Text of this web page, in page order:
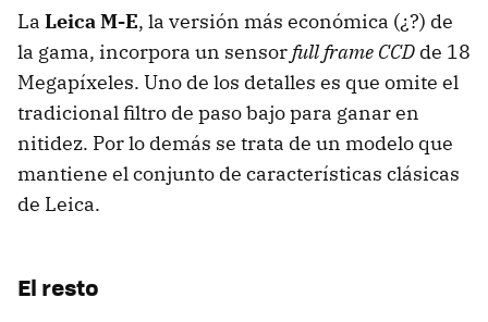
La Leica M-E, la versión más económica (¿?) de
la gama, incorpora un sensor full frame CCD de 18
Megapíxeles. Uno de los detalles es que omite el
tradicional filtro de paso bajo para ganar en
nitidez. Por lo demás se trata de un modelo que
mantiene el conjunto de características clásicas
de Leica.
El resto